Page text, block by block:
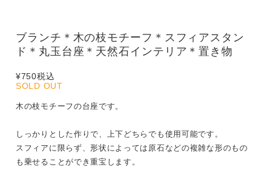
ブランチ＊木の枝モチーフ＊スフィアスタン
ド＊丸玉台座＊天然石インテリア＊置き物
¥750税込
SOLD OUT
木の枝モチーフの台座です。
しっかりとした作りで、上下どちらでも使用可能です。
スフィアに限らず、形状によっては原石などの複雑な形のもの
も乗せることができ重宝します。